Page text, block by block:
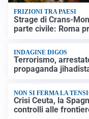
FRIZIONI TRA PAESI
Strage di Crans-
parte civile: Roma
INDAGINE DIGOS
Terrorismo,
propaganda
NON SI FERMA LA
Crisi Ceuta, la
controlli alle